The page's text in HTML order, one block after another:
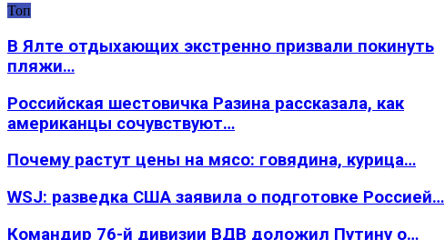
Топ
В Ялте отдыхающих экстренно призвали покинуть
пляжи…
Российская шестовичка Разина рассказала, как
американцы сочувствуют…
Почему растут цены на мясо: говядина, курица…
WSJ: разведка США заявила о подготовке Россией…
Командир 76-й дивизии ВДВ доложил Путину о…